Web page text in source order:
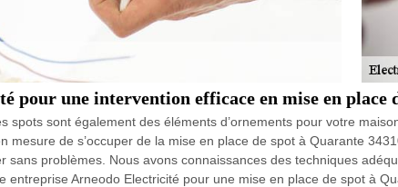
pour une intervention efficace en mise en place
spots sont également des éléments d’ornements pour votre
mesure de s’occuper de la mise en place de spot à Quarante
sans problèmes. Nous avons connaissances des techniques
entreprise Arneodo Electricité pour une mise en place de spot à